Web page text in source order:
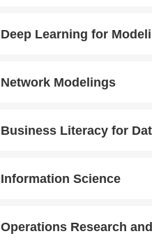
Deep Learning for
Network Modelings
Business Literacy for
Information Science
Operations Research